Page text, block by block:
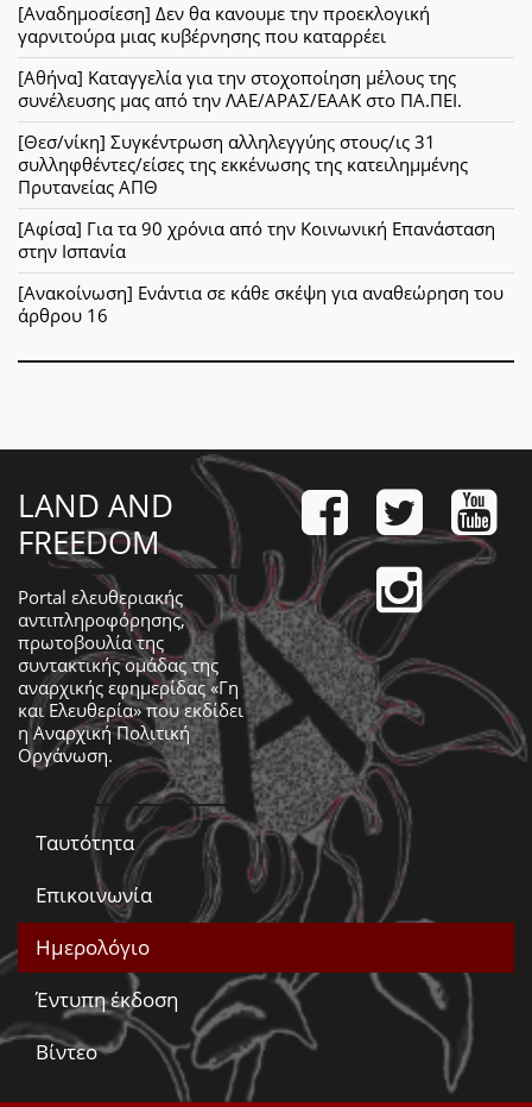
[Αναδημοσίεση] Δεν θα κανουμε την προεκλογική
γαρνιτούρα μιας κυβέρνησης που καταρρέει
[Αθήνα] Καταγγελία για την στοχοποίηση μέλους της
συνέλευσης μας από την ΛΑΕ/ΑΡΑΣ/ΕΑΑΚ στο ΠΑ.ΠΕΙ.
[Θεσ/νίκη] Συγκέντρωση αλληλεγγύης στους/ις 31
συλληφθέντες/είσες της εκκένωσης της κατειλημμένης
Πρυτανείας ΑΠΘ
[Αφίσα] Για τα 90 χρόνια από την Κοινωνική Επανάσταση
στην Ισπανία
[Ανακοίνωση] Ενάντια σε κάθε σκέψη για αναθεώρηση του
άρθρου 16
LAND AND
FREEDOM
Portal ελευθεριακής
αντιπληροφόρησης,
πρωτοβουλία της
συντακτικής ομάδας της
αναρχικής εφημερίδας «Γη
και Ελευθερία» που εκδίδει
ηΑναρχική Πολιτική
Οργάνωση.
Ταυτότητα
Επικοινωνία
Ημερολόγιο
Έντυπη έκδοση
Βίντεο